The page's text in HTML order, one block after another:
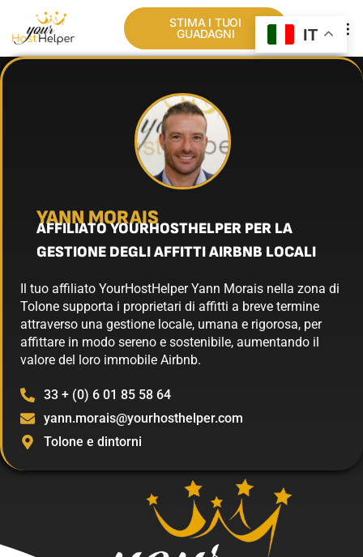
STIMA I TUOI
GUADAGNI
YANN MORAIS
AFFILIATO YOURHOSTHELPER PER LA
GESTIONE DEGLI AFFITTI AIRBNB LOCALI
Il tuo affiliato YourHostHelper Yann Morais nella zona di
Tolone supporta i proprietari di affitti a breve termine
attraverso una gestione locale, umana e rigorosa, per
affittare in modo sereno e sostenibile, aumentando il
valore del loro immobile Airbnb.
33 + (0) 6 01 85 58 64
yann.morais@yourhosthelper.com
Tolone e dintorni
IT